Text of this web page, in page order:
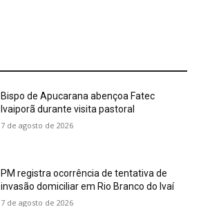
Bispo de Apucarana abençoa Fatec
Ivaiporã durante visita pastoral
7 de agosto de 2026
PM registra ocorrência de tentativa de
invasão domiciliar em Rio Branco do Ivaí
7 de agosto de 2026